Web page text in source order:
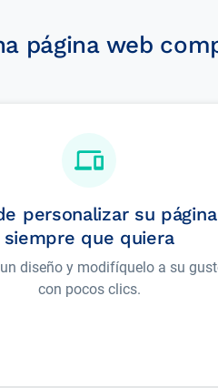
página web
personalizar su página
siempre que quiera
diseño y modifíquelo a su
con pocos clics.